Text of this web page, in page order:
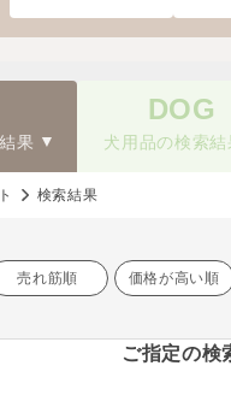
果
DOG
犬用品の検索結
検索結果
売れ筋順 価格が高い順
ご指定の検